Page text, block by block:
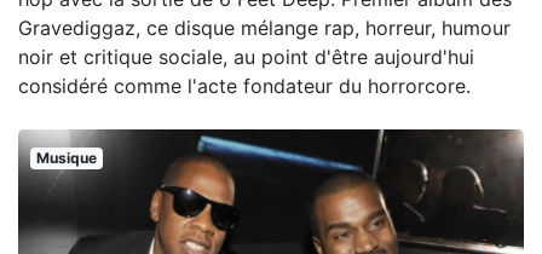
Gravediggaz, ce disque mélange rap, horreur, humour
noir et critique sociale, au point d'être aujourd'hui
considéré comme l'acte fondateur du horrorcore.
Musique